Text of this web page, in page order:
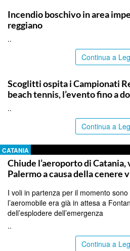
Incendio boschivo in area
reggiano
..
Continua a
Scoglitti ospita i Campionati
beach tennis, l’evento fino a
..
Continua a
CATANIA
Chiude l’aeroporto di
Palermo a causa della cenere
I voli in partenza per il momento
l’aeromobile era già in attesa a
dell’esplodere dell’emergenza
..
Continua a